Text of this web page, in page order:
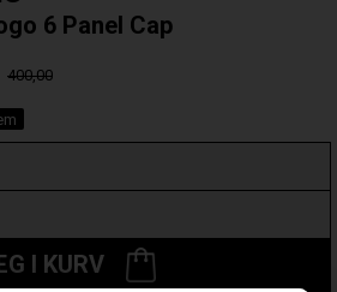
6 Panel Cap
400,00
I KURV